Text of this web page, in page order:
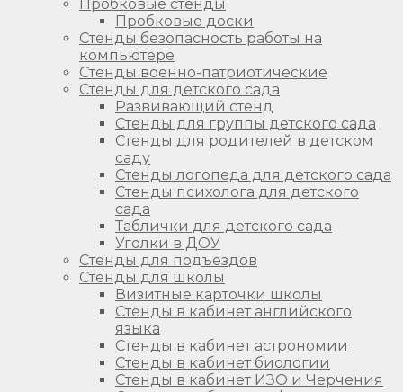
Пробковые стенды
Пробковые доски
Стенды безопасность работы на
компьютере
Стенды военно-патриотические
Стенды для детского сада
Развивающий стенд
Стенды для группы детского сада
Стенды для родителей в детском
саду
Стенды логопеда для детского сада
Стенды психолога для детского
сада
Таблички для детского сада
Уголки в ДОУ
Стенды для подъездов
Стенды для школы
Визитные карточки школы
Стенды в кабинет английского
языка
Стенды в кабинет астрономии
Стенды в кабинет биологии
Стенды в кабинет ИЗО и Черчения